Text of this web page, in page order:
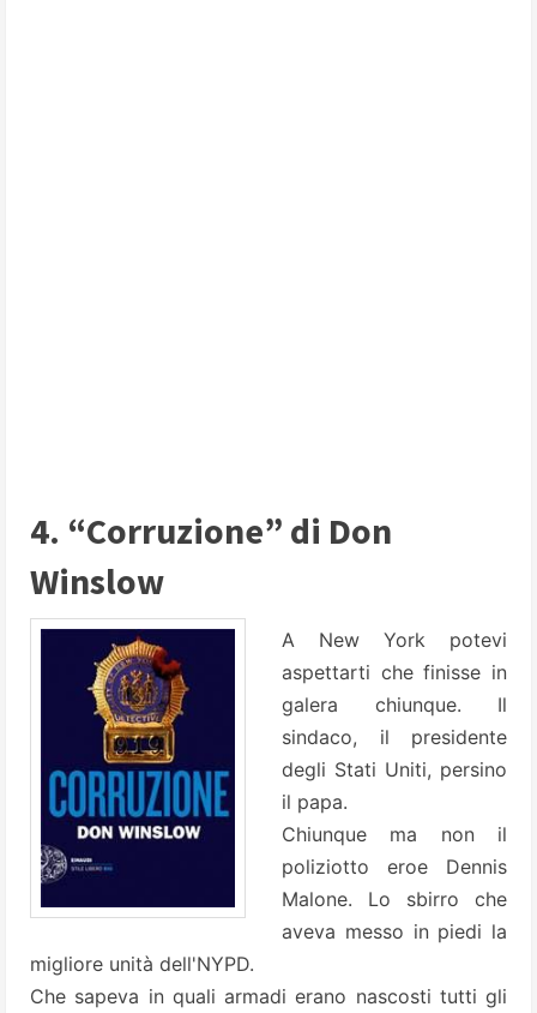
4. “Corruzione” di Don
Winslow
A New York potevi
aspettarti che finisse in
galera chiunque. Il
sindaco, il presidente
degli Stati Uniti, persino
il papa.
Chiunque ma non il
poliziotto eroe Dennis
Malone. Lo sbirro che
aveva messo in piedi la
migliore unità dell'NYPD.
Che sapeva in quali armadi erano nascosti tutti gli